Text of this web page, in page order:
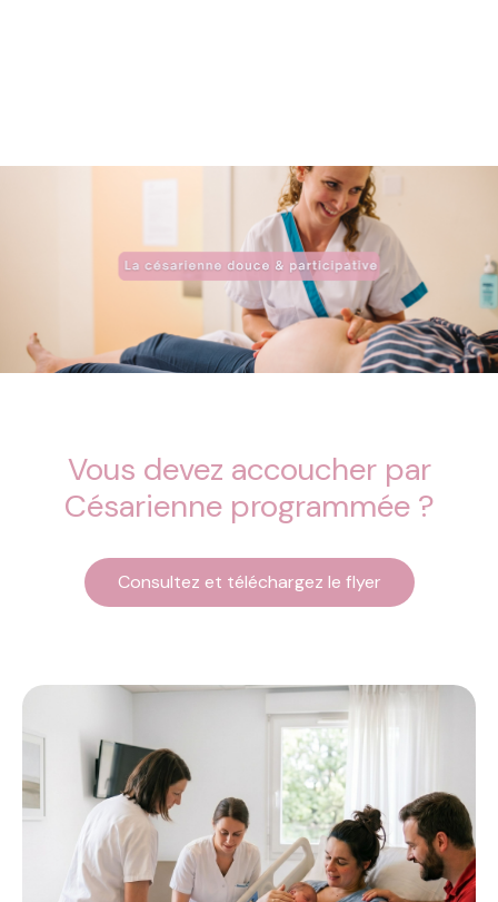
Vous devez accoucher par
Césarienne programmée ?
Consultez et téléchargez le flyer